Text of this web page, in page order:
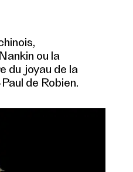
ou la
du joyau de la
de Robien.